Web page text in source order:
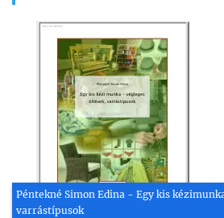
Péntekné Simon Edina - Egy kis
varrástípusok